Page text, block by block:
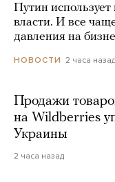
Путин
власти. И все
давления на
НОВОСТИ 2 часа назад
Продажи
на Wildberries
Украины
2 часа назад